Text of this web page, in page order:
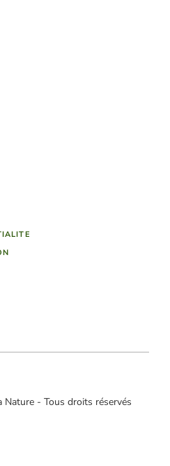
- Tous droits réservés